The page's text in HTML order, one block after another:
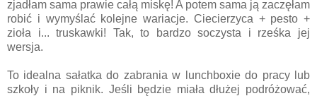
zjadłam sama prawie całą miskę! A potem sama ją zaczęłam
robić i wymyślać kolejne wariacje. Ciecierzyca + pesto +
zioła i... truskawki! Tak, to bardzo soczysta i rześka jej
wersja.
To idealna sałatka do zabrania w lunchboxie do pracy lub
szkoły i na piknik. Jeśli będzie miała dłużej podróżować,